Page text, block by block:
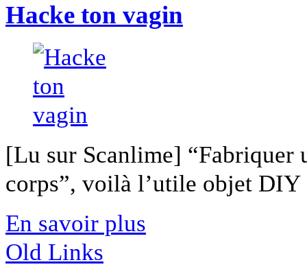
Hacke ton vagin
[Lu sur Scanlime] “Fabriquer
corps”, voilà l’utile objet
En savoir plus
Old Links